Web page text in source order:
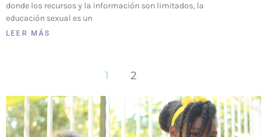
donde los recursos y la información son limitados, la
educación sexual es un
LEER MÁS
1 2